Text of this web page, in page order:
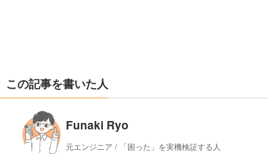
この記事を書いた人
Funaki Ryo
元エンジニア / 「困った」を実機検証する人